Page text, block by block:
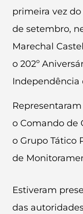
primeira vez
de setembro,
Marechal
o 202º
Independência
o Comando de
o Grupo Tático
de
Estiveram
das